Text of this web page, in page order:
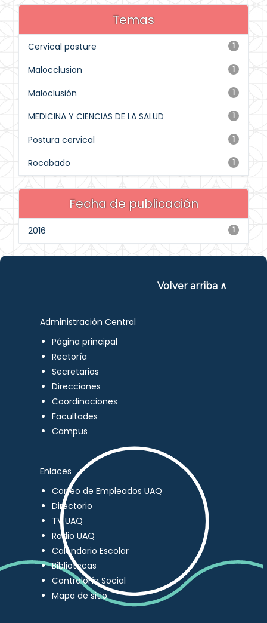
Temas
1
Cervical posture
1
Malocclusion
1
Maloclusión
1
MEDICINA Y CIENCIAS DE LA SALUD
1
Postura cervical
1
Rocabado
Fecha de publicación
1
2016
Volver arriba ∧
Administración Central
Página principal
Rectoría
Secretarios
Direcciones
Coordinaciones
Facultades
Campus
Enlaces
Correo de Empleados UAQ
Directorio
TV UAQ
Radio UAQ
Calendario Escolar
Bibliotecas
Contraloría Social
Mapa de sitio